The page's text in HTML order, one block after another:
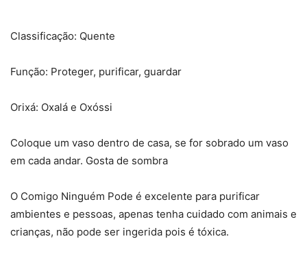
Classificação: Quente
Função: Proteger, purificar, guardar
Orixá: Oxalá e Oxóssi
Coloque um vaso dentro de casa, se for sobrado um vaso
em cada andar. Gosta de sombra
O Comigo Ninguém Pode é excelente para purificar
ambientes e pessoas, apenas tenha cuidado com animais e
crianças, não pode ser ingerida pois é tóxica.